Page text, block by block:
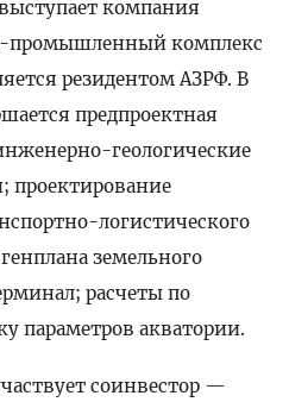
компания
промышленный комплекс
резидентом АЗРФ. В
предпроектная
геологические
проектирование
логистического
земельного
расчеты по
параметров акватории.
соинвестор —